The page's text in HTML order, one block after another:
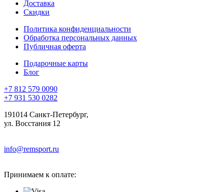
Доставка
Скидки
Политика конфиденциальности
Обработка персональных данных
Публичная оферта
Подарочные карты
Блог
+7 812 579 0090
+7 931 530 0282
191014 Санкт-Петербург,
ул. Восстания 12
info@remsport.ru
Принимаем к оплате: